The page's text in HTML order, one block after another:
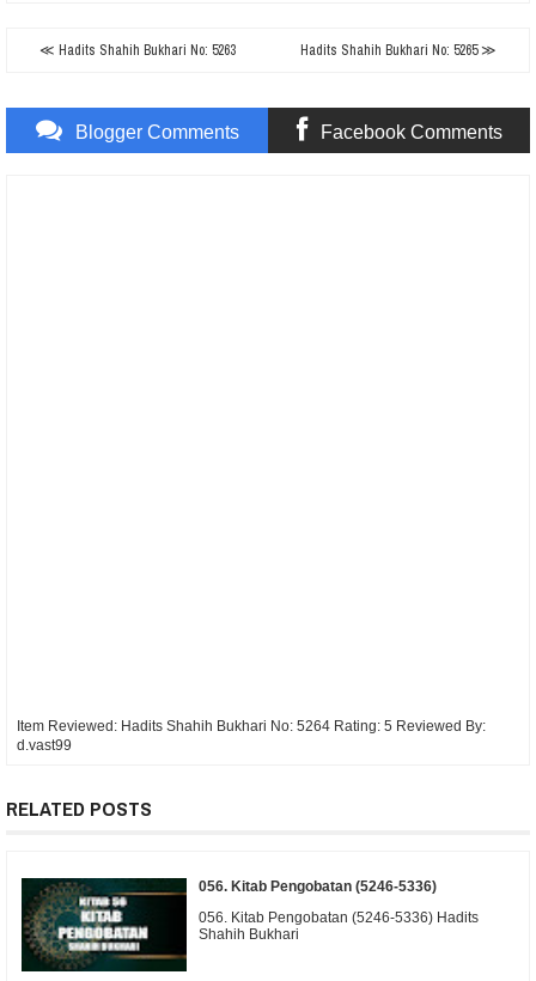
≪ Hadits Shahih Bukhari No: 5263 Hadits Shahih Bukhari No: 5265 ≫
Blogger Comments Facebook Comments
Item Reviewed: Hadits Shahih Bukhari No: 5264 Rating: 5 Reviewed By:
d.vast99
RELATED POSTS
056. Kitab Pengobatan (5246-5336)
056. Kitab Pengobatan (5246-5336) Hadits
Shahih Bukhari